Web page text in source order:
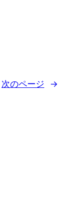
次のページ →